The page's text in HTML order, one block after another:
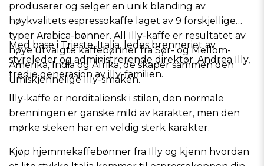
produserer og selger en unik blanding av
høykvalitets espressokaffe laget av 9 forskjellige
typer Arabica-bønner. All Illy-kaffe er resultatet av
nøye utvalgte kaffebønner fra Sør- og Mellom-
Amerika, India og Afrika, de skaper sammen den
umiskjennelige Illy-smaken.
Med base i Trieste, Italia, ledes brenneriet av
styreleder og administrerende direktør. Andrea Illy,
tredje generasjon av illy-familien.
Illy-kaffe er norditaliensk i stilen, den normale
brenningen er ganske mild av karakter, men den
mørke steken har en veldig sterk karakter.
Kjøp hjemmekaffebønner fra Illy og kjenn hvordan